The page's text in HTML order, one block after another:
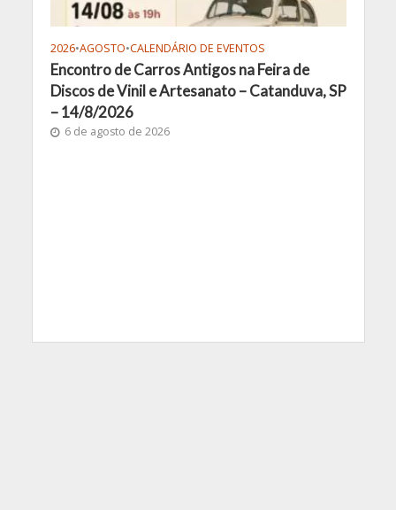
2026•AGOSTO•CALENDÁRIO DE EVENTOS
Encontro de Carros Antigos na Feira de
Discos de Vinil e Artesanato – Catanduva, SP
– 14/8/2026
6 de agosto de 2026